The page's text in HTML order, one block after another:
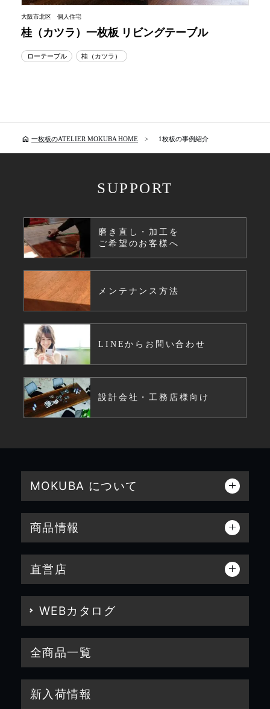
大阪市北区 個人住宅
桂（カツラ）一枚板 リビングテーブル
ローテーブル 桂（カツラ）
home 一枚板のATELIER MOKUBA HOME 1枚板の事例紹介
SUPPORT
磨き直し・加工を
ご希望のお客様へ
メンテナンス方法
LINEからお問い合わせ
設計会社・工務店様向け
MOKUBA について
商品情報
直営店
WEBカタログ
全商品一覧
新入荷情報